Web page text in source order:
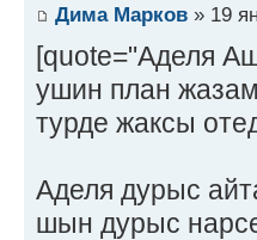
Дима Марков » 19
[quote="Аделя
ушин план
турде жаксы
Аделя дурыс
шын дурыс